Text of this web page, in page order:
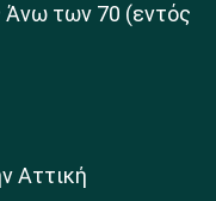
των 70 (εντός
Αττική